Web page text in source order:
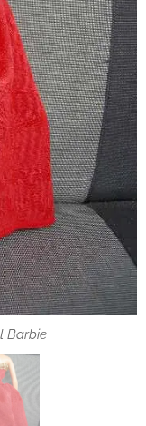
Barbie